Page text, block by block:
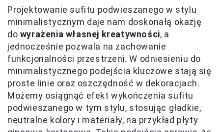
Projektowanie sufitu podwieszanego w stylu
minimalistycznym daje nam doskonałą okazję
do wyrażenia własnej kreatywności, a
jednocześnie pozwala na zachowanie
funkcjonalności przestrzeni. W odniesieniu do
minimalistycznego podejścia kluczowe stają się
proste linie oraz oszczędność w dekoracjach.
Możemy osiągnąć efekt wykończenia sufitu
podwieszanego w tym stylu, stosując gładkie,
neutralne kolory i materiały, na przykład płyty